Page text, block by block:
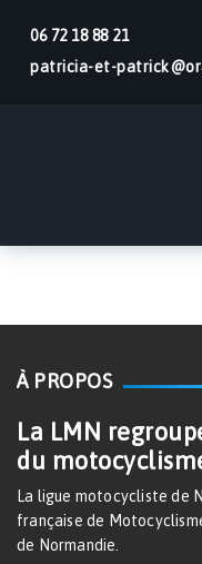
06 72 18 88 21
patricia-et-
À PROPOS
La LMN
du
La ligue motocycliste de
française de
de Normandie.